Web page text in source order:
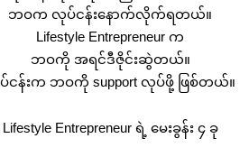
ဘဝက လုပ်ငန်းနောက်လိုက်ရတယ်။
Lifestyle Entrepreneur က
ဘဝကို အရင်ဒီဇိုင်းဆွဲတယ်။
ငန်းက ဘဝကို support လုပ်ဖို့ ဖြစ်တယ်။
Lifestyle Entrepreneur ရဲ့ မေးခွန်း ၄ ခု